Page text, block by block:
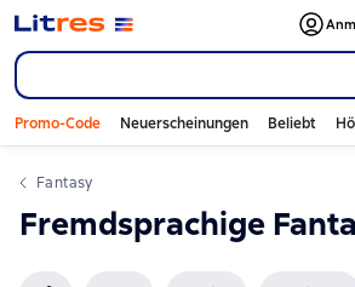
Promo-Code Neuerscheinungen Beliebt
Fantasy
Fremdsprachige